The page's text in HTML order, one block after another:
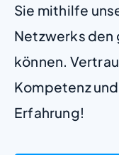
Sie mithilfe
Netzwerks den
können.
Kompetenz
Erfahrung!